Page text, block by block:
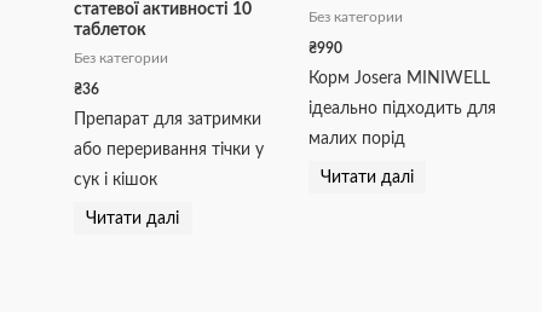
статевої активності 10
таблеток
Без категории
₴36
Препарат для затримки
або переривання тічки у
сук і кішок
Читати далі
Без категории
₴990
Корм Josera MINIWELL
ідеально підходить для
малих порід
Читати далі